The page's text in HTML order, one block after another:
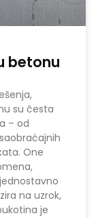
betonu
su česta
– od
One
na uzrok,
je